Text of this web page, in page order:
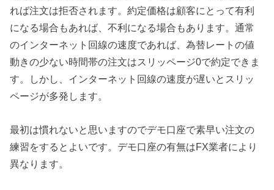
れば注文は拒否されます。約定価格は顧客にとって有利
になる場合もあれば、不利になる場合もあります。通常
のインターネット回線の速度であれば、為替レートの値
動きの少ない時間帯の注文はスリッページ0で約定できま
す。しかし、インターネット回線の速度が遅いとスリッ
ページが多発します。
最初は慣れないと思いますのでデモ口座で素早い注文の
練習をするとよいです。デモ口座の有無はFX業者により
異なります。